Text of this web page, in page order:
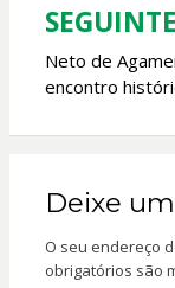
SEGUINTE
Neto de
encontro
Deixe
O seu endereço
obrigatórios são